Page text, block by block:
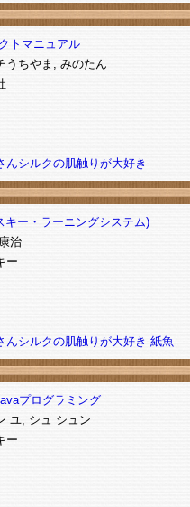
トマニュアル
うちやま, みのたん
んシルクの肌触りが大好き
キー・ラーニングシステム)
治
ー
んシルクの肌触りが大好き 紙魚
プログラミング
ユ, シュ シュン
ー